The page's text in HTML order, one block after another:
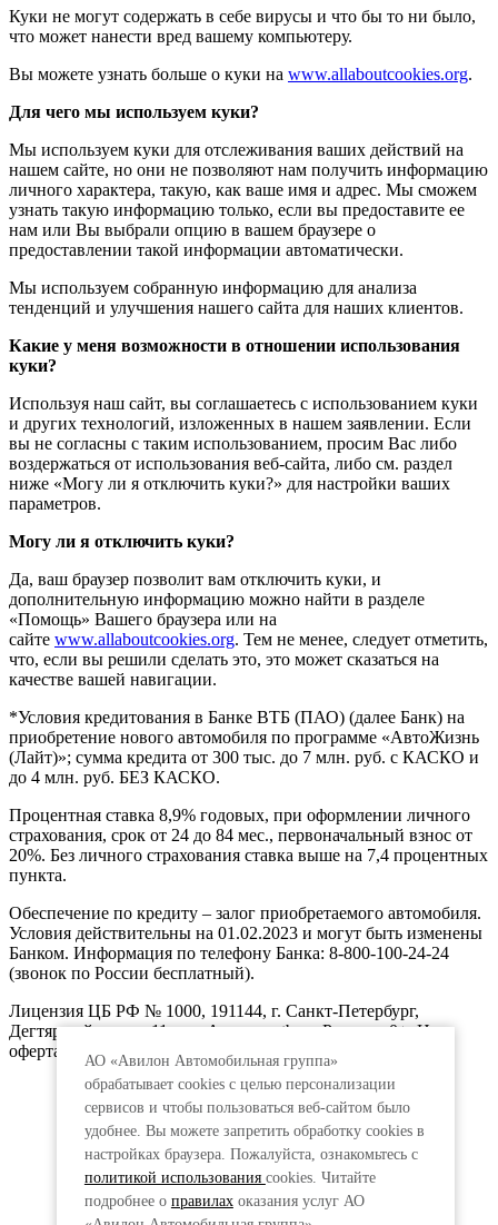
АО «Авилон Автомобильная группа»
обрабатывает cookies с целью персонализации
сервисов и чтобы пользоваться веб-сайтом было
удобнее. Вы можете запретить обработку сookies в
настройках браузера. Пожалуйста, ознакомьтесь с
политикой использования cookies. Читайте
подробнее о правилахоказания услуг АО
Куки не могут содержать в себе вирусы и что бы то ни было,
что может нанести вред вашему компьютеру.
Вы можете узнать больше о куки на www.allaboutcookies.org.
Для чего мы используем куки?
Мы используем куки для отслеживания ваших действий на
нашем сайте, но они не позволяют нам получить информацию
личного характера, такую, как ваше имя и адрес. Мы сможем
узнать такую информацию только, если вы предоставите ее
нам или Вы выбрали опцию в вашем браузере о
предоставлении такой информации автоматически.
Мы используем собранную информацию для анализа
тенденций и улучшения нашего сайта для наших клиентов.
Какие у меня возможности в отношении использования
куки?
Используя наш сайт, вы соглашаетесь с использованием куки
и других технологий, изложенных в нашем заявлении. Если
вы не согласны с таким использованием, просим Вас либо
воздержаться от использования веб-сайта, либо см. раздел
ниже «Могу ли я отключить куки?» для настройки ваших
параметров.
Могу ли я отключить куки?
Да, ваш браузер позволит вам отключить куки, и
дополнительную информацию можно найти в разделе
«Помощь» Вашего браузера или на
сайте www.allaboutcookies.org. Тем не менее, следует отметить,
что, если вы решили сделать это, это может сказаться на
качестве вашей навигации.
*Условия кредитования в Банке ВТБ (ПАО) (далее Банк) на
приобретение нового автомобиля по программе «АвтоЖизнь
(Лайт)»; сумма кредита от 300 тыс. до 7 млн. руб. с КАСКО и
до 4 млн. руб. БЕЗ КАСКО.
Процентная ставка 8,9% годовых, при оформлении личного
страхования, срок от 24 до 84 мес., первоначальный взнос от
20%. Без личного страхования ставка выше на 7,4 процентных
пункта.
Обеспечение по кредиту – залог приобретаемого автомобиля.
Условия действительны на 01.02.2023 и могут быть изменены
Банком. Информация по телефону Банка: 8-800-100-24-24
(звонок по России бесплатный).
Лицензия ЦБ РФ № 1000, 191144, г. Санкт-Петербург,
Дегтярный пер., д.11, лит.А. www.vtb.ru. Реклама 0+. Не
оферта.